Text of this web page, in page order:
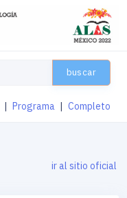
buscar
Programa Completo
ir al sitio oficial